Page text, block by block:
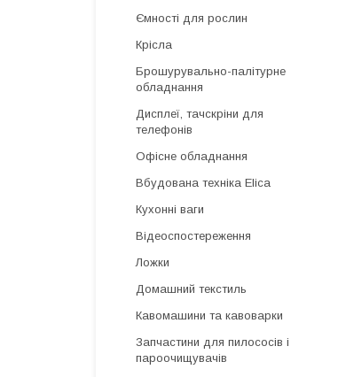
Ємності для рослин
Крісла
Брошурувально-палітурне
обладнання
Дисплеї, тачскріни для
телефонів
Офісне обладнання
Вбудована техніка Elica
Кухонні ваги
Відеоспостереження
Ложки
Домашний текстиль
Кавомашини та кавоварки
Запчастини для пилососів і
пароочищувачів